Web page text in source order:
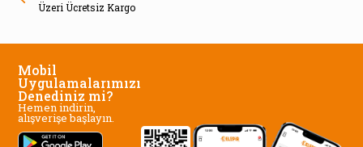
Üzeri Ücretsiz Kargo
Mobil
Uygulamalarımızı
Denediniz mi?
Hemen indirin,
alışverişe başlayın.